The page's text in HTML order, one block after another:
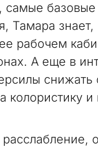
самые
Тамара
рабочем
А еще в
колористику